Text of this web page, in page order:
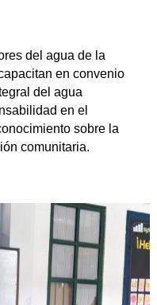
del agua de la
en convenio
del agua
en el
sobre la
comunitaria.